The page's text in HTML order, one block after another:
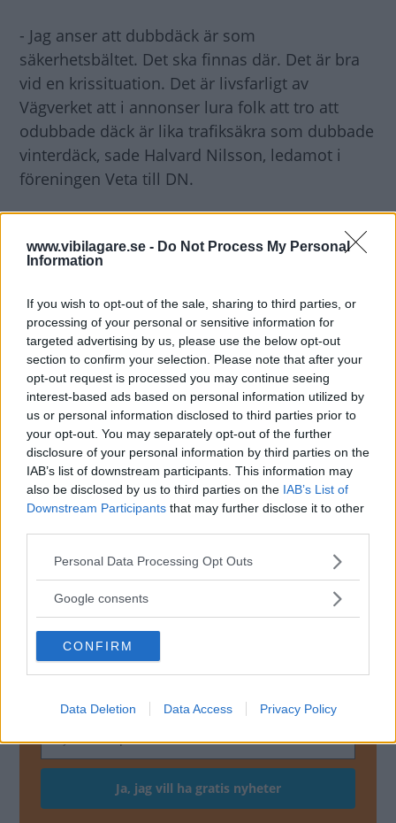
www.vibilagare.se - Do Not Process My Personal
Information
If you wish to opt-out of the sale, sharing to third parties, or
processing of your personal or sensitive information for
targeted advertising by us, please use the below opt-out
section to confirm your selection. Please note that after your
opt-out request is processed you may continue seeing
interest-based ads based on personal information utilized by
us or personal information disclosed to third parties prior to
your opt-out. You may separately opt-out of the further
disclosure of your personal information by third parties on the
IAB’s list of downstream participants. This information may
also be disclosed by us to third parties on the IAB’s List of
Downstream Participants that may further disclose it to other
Please note that this website/app uses one or more Google
not limited to your visit or usage behaviour. You may click to
use your data for below specified purposes in below Google
consent section.
Personal Data Processing Opt Outs
Google consents
CONFIRM
Data Deletion Data Access Privacy Policy
- Jag anser att dubbdäck är som
säkerhetsbältet. Det ska finnas där. Det är bra
vid en krissituation. Det är livsfarligt av
Vägverket att i annonser lura folk att tro att
odubbade däck är lika trafiksäkra som dubbade
vinterdäck, sade Halvard Nilsson, ledamot i
föreningen Veta till DN.
Ska regeringen förbjuda förbjuda dubbdäck,
åtminstone på vissa vägar? Vad tycker du?
Kommentera!
MISSA INTE KOMMANDE ARTIKLAR OM
NYHETER
Få vårt nyhetsbrev utan kostnad